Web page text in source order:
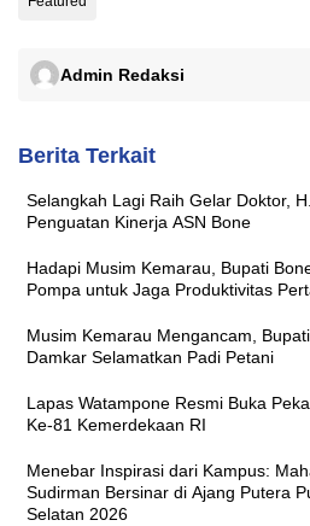
Admin Redaksi
Berita Terkait
Selangkah Lagi Raih Gelar Doktor,
Penguatan Kinerja ASN Bone
Hadapi Musim Kemarau, Bupati
Pompa untuk Jaga Produktivitas
Musim Kemarau Mengancam,
Damkar Selamatkan Padi Petani
Lapas Watampone Resmi Buka
Ke-81 Kemerdekaan RI
Menebar Inspirasi dari Kampus:
Sudirman Bersinar di Ajang Putera
Selatan 2026